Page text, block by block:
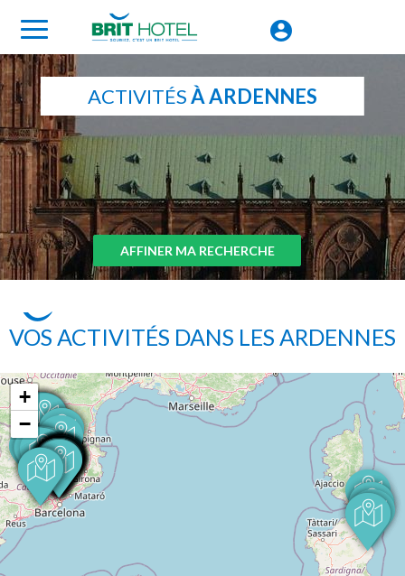
ACTIVITÉSÀ ARDENNES
AFFINER MA RECHERCHE
VOS ACTIVITÉS DANS LES ARDENNES
+
−